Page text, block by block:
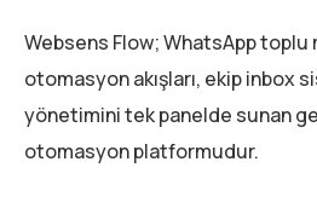
Websens Flow; WhatsApp toplu
otomasyon akışları, ekip inbox
yönetimini tek panelde sunan
otomasyon platformudur.